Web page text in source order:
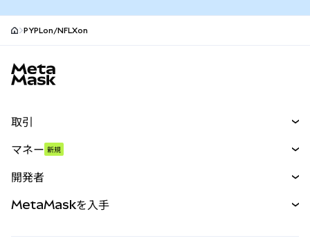
PYPLon/NFLXon
取引
パーペチュアル
RWA
マネー 新規
開発者
MetaMaskを入手